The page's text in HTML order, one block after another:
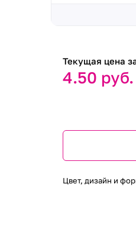
Текущая цена
4.50 руб.
Цвет, дизайн и